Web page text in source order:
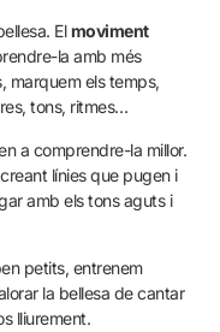
Elmoviment
la amb més
marquem els temps,
tons, ritmes…
a comprendre-la millor.
línies que pugen i
amb els tons aguts i
petits, entrenem
la bellesa de cantar
lliurement.